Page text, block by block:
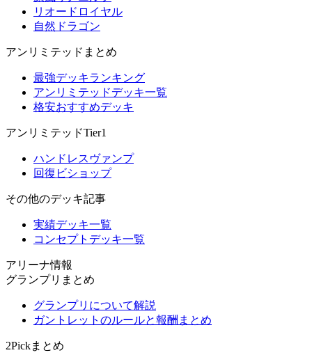
リオードロイヤル
自然ドラゴン
アンリミテッドまとめ
最強デッキランキング
アンリミテッドデッキ一覧
格安おすすめデッキ
アンリミテッドTier1
ハンドレスヴァンプ
回復ビショップ
その他のデッキ記事
実績デッキ一覧
コンセプトデッキ一覧
アリーナ情報
グランプリまとめ
グランプリについて解説
ガントレットのルールと報酬まとめ
2Pickまとめ